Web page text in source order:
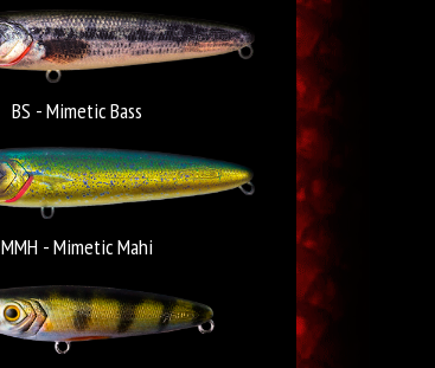
BS - Mimetic Bass
MMH - Mimetic Mahi